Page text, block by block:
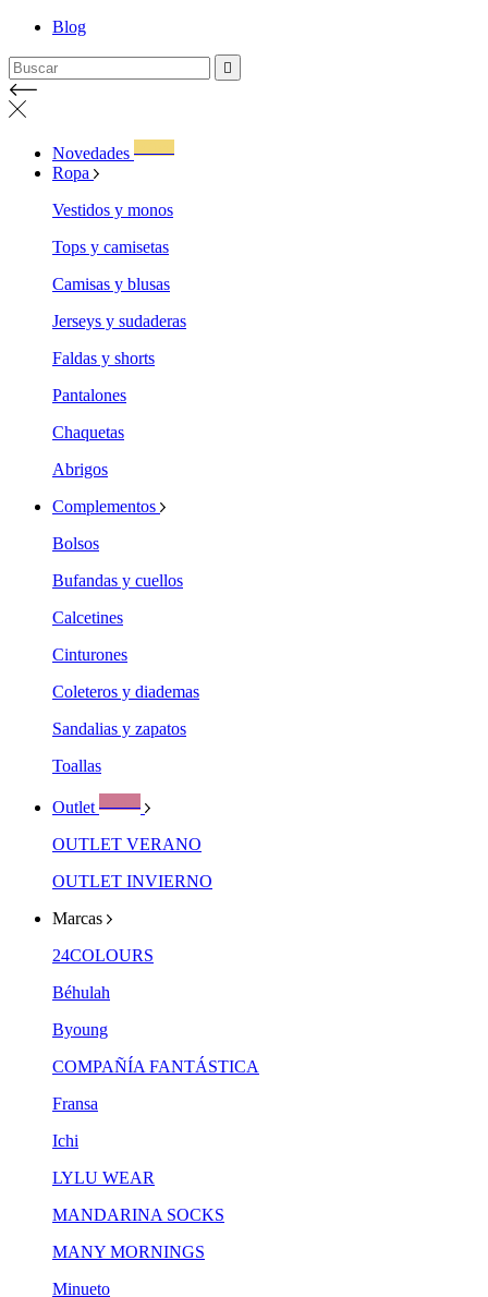
Blog

Novedades
Ropa
Vestidos y monos
Tops y camisetas
Camisas y blusas
Jerseys y sudaderas
Faldas y shorts
Pantalones
Chaquetas
Abrigos
Complementos
Bolsos
Bufandas y cuellos
Calcetines
Cinturones
Coleteros y diademas
Sandalias y zapatos
Toallas
Outlet
OUTLET VERANO
OUTLET INVIERNO
Marcas
24COLOURS
Béhulah
Byoung
COMPAÑÍA FANTÁSTICA
Fransa
Ichi
LYLU WEAR
MANDARINA SOCKS
MANY MORNINGS
Minueto